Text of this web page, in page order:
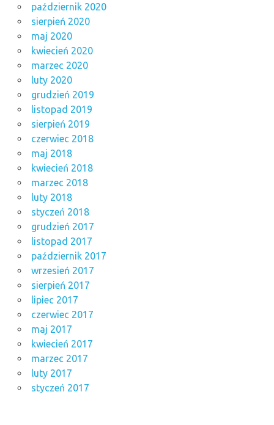
październik 2020
sierpień 2020
maj 2020
kwiecień 2020
marzec 2020
luty 2020
grudzień 2019
listopad 2019
sierpień 2019
czerwiec 2018
maj 2018
kwiecień 2018
marzec 2018
luty 2018
styczeń 2018
grudzień 2017
listopad 2017
październik 2017
wrzesień 2017
sierpień 2017
lipiec 2017
czerwiec 2017
maj 2017
kwiecień 2017
marzec 2017
luty 2017
styczeń 2017